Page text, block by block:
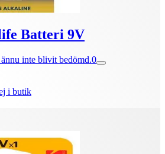
Batteri 9V
inte blivit bedömd.0
i butik